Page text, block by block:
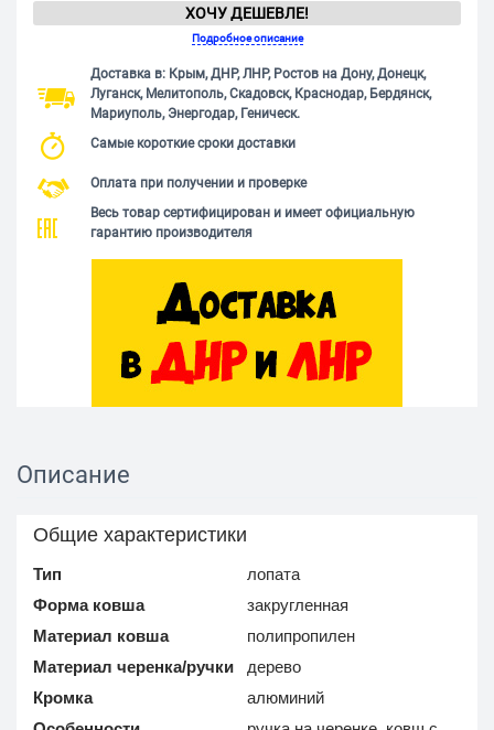
ХОЧУ ДЕШЕВЛЕ!
Подробное описание
Доставка в: Крым, ДНР, ЛНР, Ростов на Дону, Донецк,
Луганск, Мелитополь, Скадовск, Краснодар, Бердянск,
Мариуполь, Энергодар, Геническ.
Самые короткие сроки доставки
Оплата при получении и проверке
Весь товар сертифицирован и имеет официальную
гарантию производителя
Описание
Общие характеристики
Тип
лопата
Форма ковша
закругленная
Материал ковша
полипропилен
Материал черенка/ручки
дерево
Кромка
алюминий